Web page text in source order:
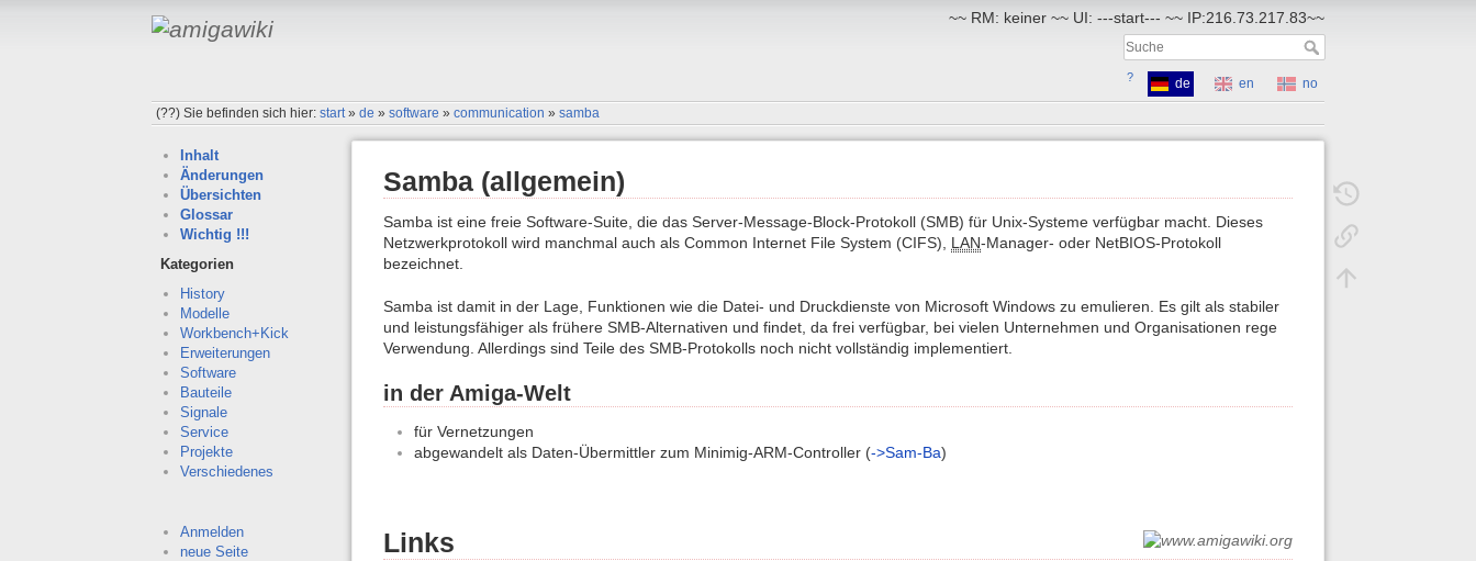
~~ RM: keiner ~~ UI: ---start--- ~~ IP:216.73.217.83~~
? de en
no
(??)Sie befinden sich hier:start»de »software »communication »samba
Inhalt
Änderungen
Übersichten
Glossar
Wichtig !!!
Kategorien
History
Modelle
Workbench+Kick
Erweiterungen
Software
Bauteile
Signale
Service
Projekte
Verschiedenes
Anmelden
neue Seite
Samba (allgemein)
Samba ist eine freie Software-Suite, die das Server-Message-Block-Protokoll (SMB) für Unix-Systeme verfügbar macht. Dieses
Netzwerkprotokoll wird manchmal auch als Common Internet File System (CIFS), LAN-Manager- oder NetBIOS-Protokoll
bezeichnet.
Samba ist damit in der Lage, Funktionen wie die Datei- und Druckdienste von Microsoft Windows zu emulieren. Es gilt als stabiler
und leistungsfähiger als frühere SMB-Alternativen und findet, da frei verfügbar, bei vielen Unternehmen und Organisationen rege
Verwendung. Allerdings sind Teile des SMB-Protokolls noch nicht vollständig implementiert.
in der Amiga-Welt
für Vernetzungen
abgewandelt als Daten-Übermittler zum Minimig-ARM-Controller (->Sam-Ba)
Links